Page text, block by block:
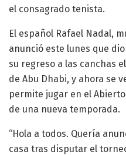
el consagrado tenista.
El español Rafael Nadal,
anunció este lunes que
su regreso a las canchas
de Abu Dhabi, y ahora se
permite jugar en el
de una nueva temporada.
“Hola a todos. Quería
casa tras disputar el